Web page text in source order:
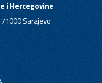
i Hercegovine
Sarajevo